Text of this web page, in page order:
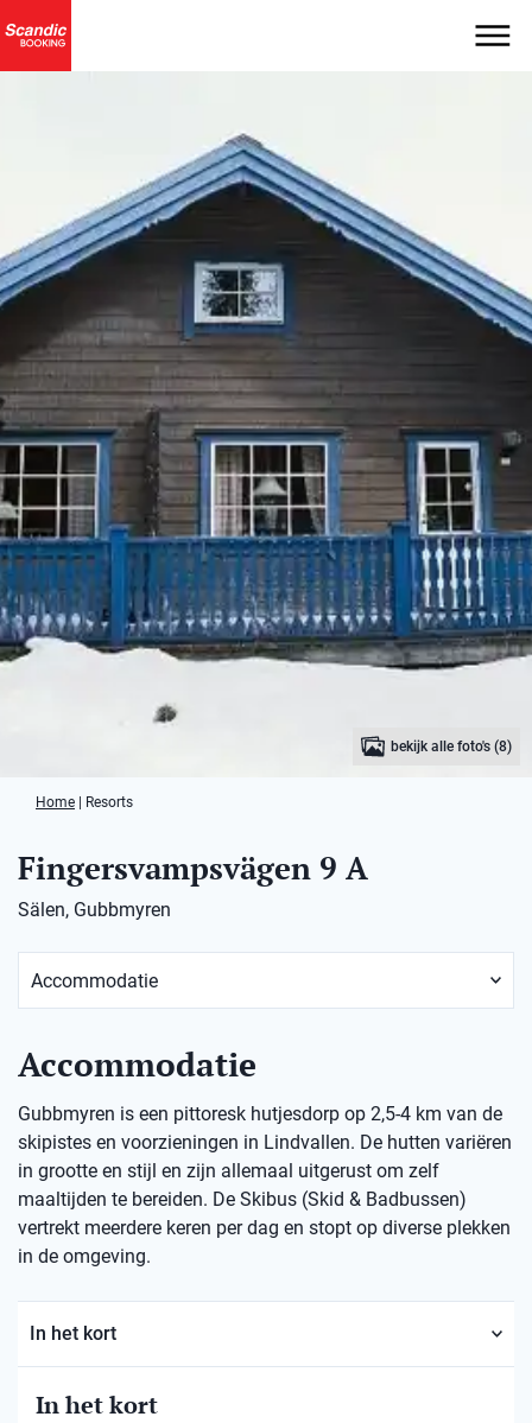
bekijk alle foto's (8)
Home Resorts
Fingersvampsvägen 9 A
Sälen, Gubbmyren
Accommodatie
Gubbmyren is een pittoresk hutjesdorp op 2,5-4 km van de
skipistes en voorzieningen in Lindvallen. De hutten variëren
in grootte en stijl en zijn allemaal uitgerust om zelf
maaltijden te bereiden. De Skibus (Skid & Badbussen)
vertrekt meerdere keren per dag en stopt op diverse plekken
in de omgeving.
In het kort
In het kort